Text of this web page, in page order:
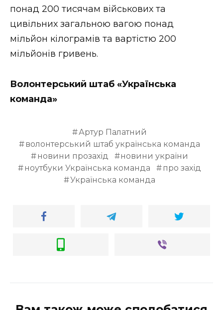
понад 200 тисячам військових та
цивільних загальною вагою понад
мільйон кілограмів та вартістю 200
мільйонів гривень.
Волонтерський штаб «Українська
команда»
Артур Палатний
волонтерський штаб українська команда
новини прозахід
новини україни
ноутбуки Українська команда
про захід
Українська команда